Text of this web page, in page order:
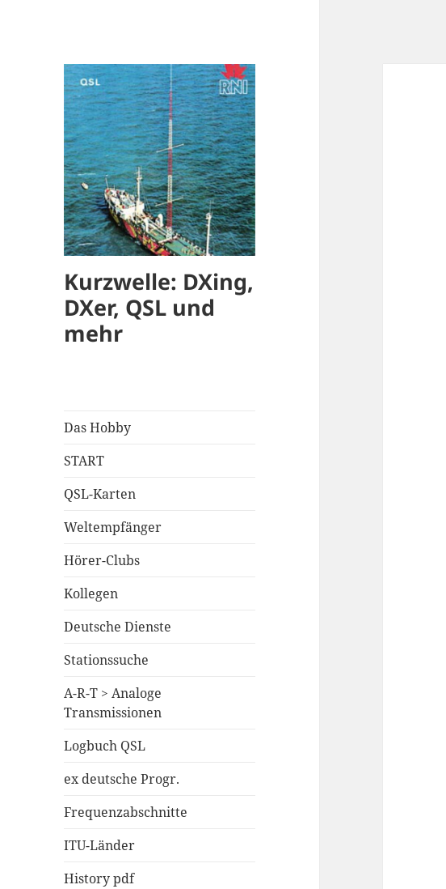
Kurzwelle: DXing,
DXer, QSL und
mehr
Das Hobby
START
QSL-Karten
Weltempfänger
Hörer-Clubs
Kollegen
Deutsche Dienste
Stationssuche
A-R-T > Analoge
Transmissionen
Logbuch QSL
ex deutsche Progr.
Frequenzabschnitte
ITU-Länder
History pdf